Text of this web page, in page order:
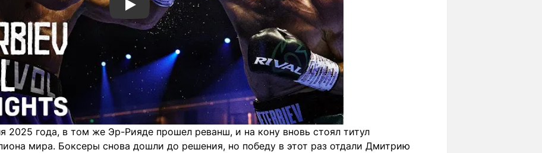
Смотреть видео YouTube
2025 года, в том же Эр-Рияде прошел реванш, и на кону вновь стоял титул
мира. Боксеры снова дошли до решения, но победу в этот раз отдали Дмитрию